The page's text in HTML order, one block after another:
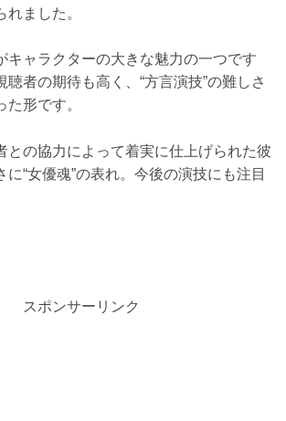
ました。
キャラクターの大きな魅力の一つです
聴者の期待も高く、“方言演技”の難しさ
形です。
との協力によって着実に仕上げられた彼
“女優魂”の表れ。今後の演技にも注目
スポンサーリンク